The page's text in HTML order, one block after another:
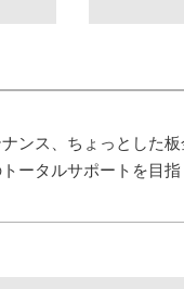
ンス、ちょっとした
ータルサポートを目